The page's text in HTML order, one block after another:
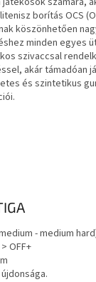
borítás OCS
köszönhetően
minden egyes
szivaccsal
akár támadóan
és szintetikus
- medium
OFF+
újdonsága.